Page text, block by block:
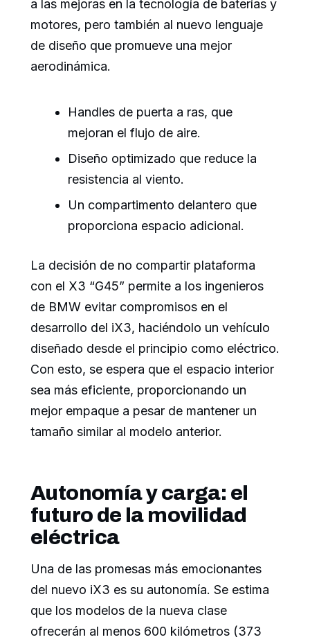
a las mejoras en la tecnología de baterías y
motores, pero también al nuevo lenguaje
de diseño que promueve una mejor
aerodinámica.
Handles de puerta a ras, que
mejoran el flujo de aire.
Diseño optimizado que reduce la
resistencia al viento.
Un compartimento delantero que
proporciona espacio adicional.
La decisión de no compartir plataforma
con el X3 “G45” permite a los ingenieros
de BMW evitar compromisos en el
desarrollo del iX3, haciéndolo un vehículo
diseñado desde el principio como eléctrico.
Con esto, se espera que el espacio interior
sea más eficiente, proporcionando un
mejor empaque a pesar de mantener un
tamaño similar al modelo anterior.
Autonomía y carga: el
futuro de la movilidad
eléctrica
Una de las promesas más emocionantes
del nuevo iX3 es su autonomía. Se estima
que los modelos de la nueva clase
ofrecerán al menos 600 kilómetros (373